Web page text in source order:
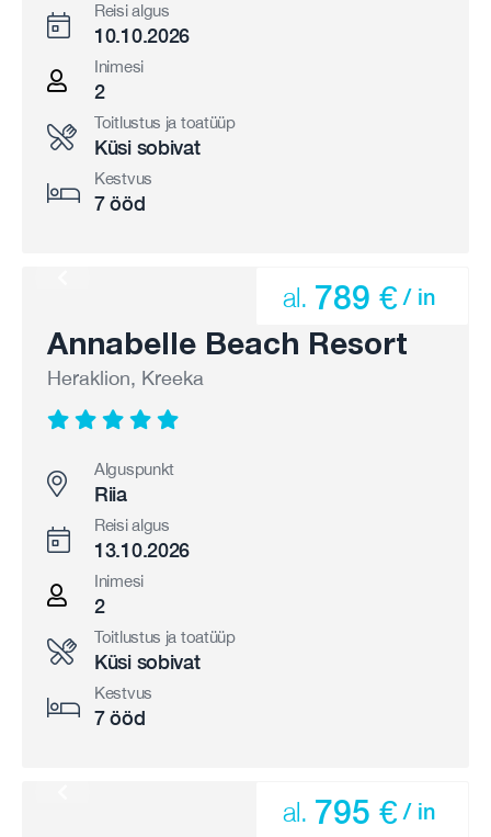
Reisi algus
10.10.2026
Inimesi
2
Toitlustus ja toatüüp
Küsi sobivat
Kestvus
7 ööd
Annabelle Beach Resort
Heraklion, Kreeka
al. 789 € / in
Alguspunkt
Riia
Reisi algus
13.10.2026
Inimesi
2
Toitlustus ja toatüüp
Küsi sobivat
Kestvus
7 ööd
al. 795 € / in